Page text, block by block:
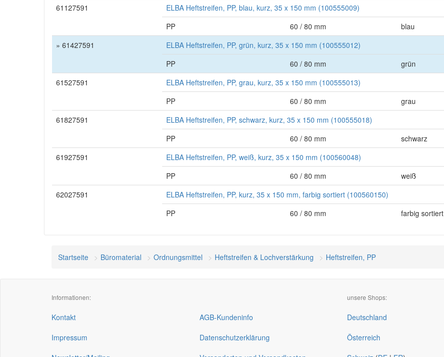
61127591
ELBA Heftstreifen, PP, blau, kurz, 35 x 150 mm (100555009)
PP
60 / 80 mm blau
» 61427591
ELBA Heftstreifen, PP, grün, kurz, 35 x 150 mm (100555012)
PP
60 / 80 mm grün
61527591
ELBA Heftstreifen, PP, grau, kurz, 35 x 150 mm (100555013)
PP
60 / 80 mm grau
61827591
ELBA Heftstreifen, PP, schwarz, kurz, 35 x 150 mm (100555018)
PP
60 / 80 mm schwarz
61927591
ELBA Heftstreifen, PP, weiß, kurz, 35 x 150 mm (100560048)
PP
60 / 80 mm weiß
62027591
ELBA Heftstreifen, PP, kurz, 35 x 150 mm, farbig sortiert (100560150)
PP
60 / 80 mm farbig sortiert
Startseite Büromaterial Ordnungsmittel Heftstreifen & Lochverstärkung Heftstreifen, PP
Informationen:
Kontakt
Impressum
AGB-Kundeninfo
Datenschutzerklärung
unsere Shops:
Deutschland
Österreich